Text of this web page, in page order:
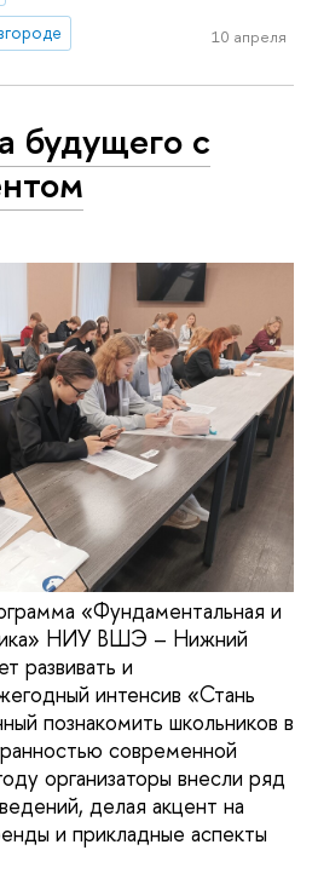
10 апреля
будущего с
«Фундаментальная и
НИУ ВШЭ – Нижний
развивать и
интенсив «Стань
познакомить школьников в
современной
организаторы внесли ряд
делая акцент на
и прикладные аспекты